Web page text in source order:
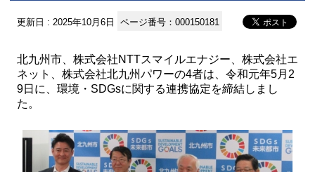
更新日 : 2025年10月6日 ページ番号：000150181
北九州市、株式会社NTTスマイルエナジー、株式会社エ
ネット、株式会社北九州パワーの4者は、令和元年5月2
9日に、環境・SDGsに関する連携協定を締結しまし
た。